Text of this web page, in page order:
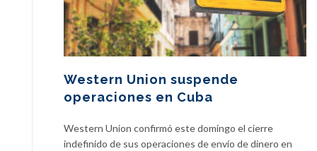
Western Union suspende
operaciones en Cuba
Western Union confirmó este domingo el cierre
indefinido de sus operaciones de envío de dinero en